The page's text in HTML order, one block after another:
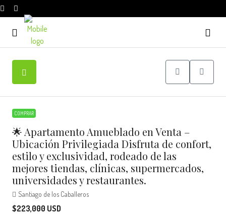
COMPRAR
🌟 Apartamento Amueblado en Venta –
Ubicación Privilegiada Disfruta de confort,
estilo y exclusividad, rodeado de las
mejores tiendas, clínicas, supermercados,
universidades y restaurantes.
Santiago de los Caballeros
$223,000 USD